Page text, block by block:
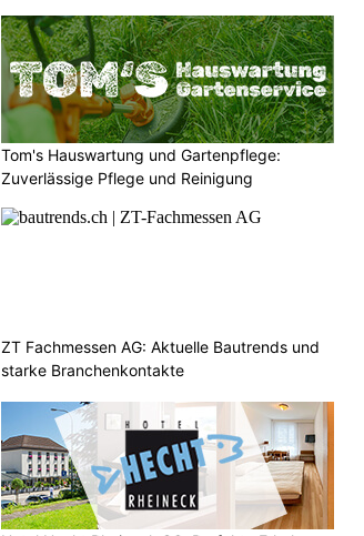
Tom's Hauswartung und Gartenpflege:
Zuverlässige Pflege und Reinigung
ZT Fachmessen AG: Aktuelle Bautrends und
starke Branchenkontakte